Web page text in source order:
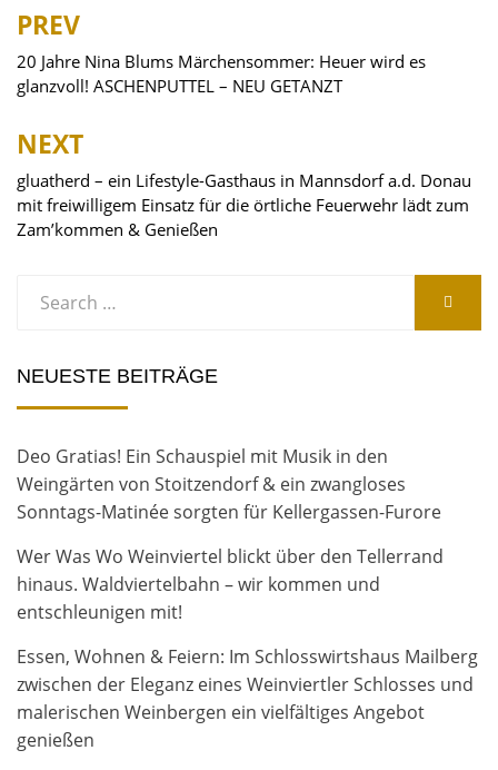
Beitragsnavigation
PREV
20 Jahre Nina Blums Märchensommer: Heuer wird es
glanzvoll! ASCHENPUTTEL – NEU GETANZT
NEXT
gluatherd – ein Lifestyle-Gasthaus in Mannsdorf a.d. Donau
mit freiwilligem Einsatz für die örtliche Feuerwehr lädt zum
Zam’kommen & Genießen
for:
NEUESTE BEITRÄGE
Deo Gratias! Ein Schauspiel mit Musik in den
Weingärten von Stoitzendorf & ein zwangloses
Sonntags-Matinée sorgten für Kellergassen-Furore
Wer Was Wo Weinviertel blickt über den Tellerrand
hinaus. Waldviertelbahn – wir kommen und
entschleunigen mit!
Essen, Wohnen & Feiern: Im Schlosswirtshaus Mailberg
zwischen der Eleganz eines Weinviertler Schlosses und
malerischen Weinbergen ein vielfältiges Angebot
genießen